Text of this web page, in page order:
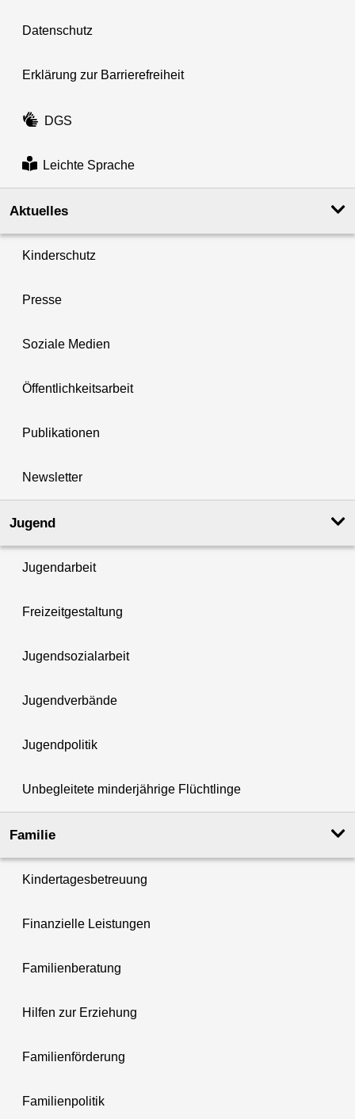
Datenschutz
Erklärung zur Barrierefreiheit
DGS
Leichte Sprache
Aktuelles
Kinderschutz
Presse
Soziale Medien
Öffentlichkeitsarbeit
Publikationen
Newsletter
Jugend
Jugendarbeit
Freizeitgestaltung
Jugendsozialarbeit
Jugendverbände
Jugendpolitik
Unbegleitete minderjährige Flüchtlinge
Familie
Kindertagesbetreuung
Finanzielle Leistungen
Familienberatung
Hilfen zur Erziehung
Familienförderung
Familienpolitik